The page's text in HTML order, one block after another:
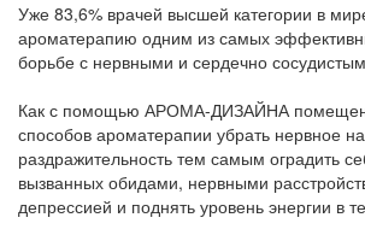
Уже 83,6% врачей высшей категории в
ароматерапию одним из самых
борьбе с нервными и сердечно
Как с помощью АРОМА-ДИЗАЙНА
способов ароматерапии убрать нервное
раздражительность тем самым оградить
вызванных обидами, нервными
депрессией и поднять уровень энергии в